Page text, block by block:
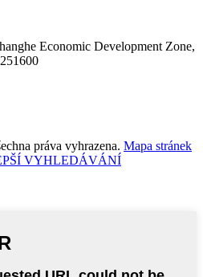
Economic Development Zone,
práva vyhrazena. Mapa stránek
VYHLEDÁVÁNÍ